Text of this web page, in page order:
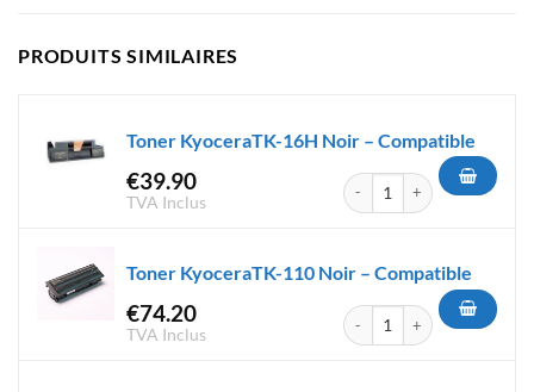
PRODUITS SIMILAIRES
Toner KyoceraTK-16H Noir – Compatible
€39.90
TVA Inclus
quantité de Toner
Toner KyoceraTK-110 Noir – Compatible
€74.20
TVA Inclus
quantité de Toner